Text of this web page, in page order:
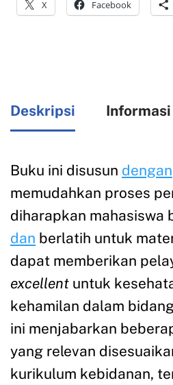
X Facebook
Deskripsi
Buku ini disusun dengan
memudahkan proses
diharapkan mahasiswa
dan berlatih untuk
dapat memberikan
excellent untuk
kehamilan dalam
ini menjabarkan
yang relevan
kurikulum kebidanan,